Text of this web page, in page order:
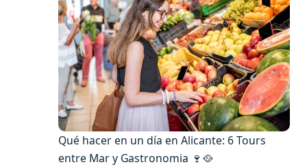
Qué hacer en un día en Alicante: 6 Tours
entre Mar y Gastronomia 🍷🥘